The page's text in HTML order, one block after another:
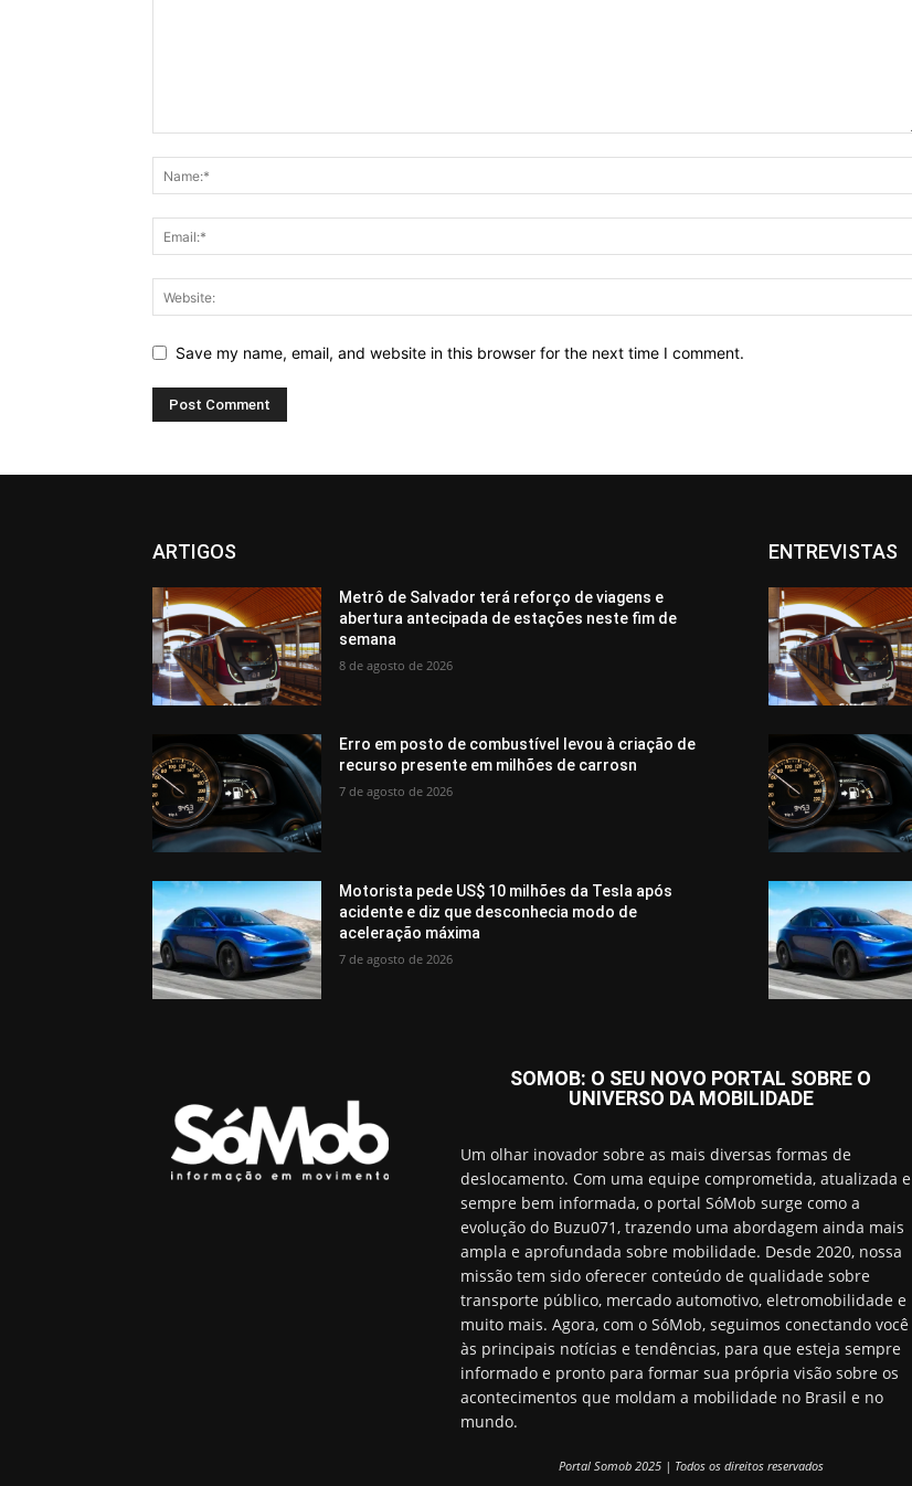
Save my name, email, and website in this browser for the next time I comment.
ARTIGOS
Metrô de Salvador terá reforço de viagens e
abertura antecipada de estações neste fim de
semana
8 de agosto de 2026
Erro em posto de combustível levou à criação de
recurso presente em milhões de carrosn
7 de agosto de 2026
Motorista pede US$ 10 milhões da Tesla após
acidente e diz que desconhecia modo de
aceleração máxima
7 de agosto de 2026
ENTREVISTAS
SOMOB: O SEU NOVO PORTAL SOBRE O
UNIVERSO DA MOBILIDADE
Um olhar inovador sobre as mais diversas formas de
deslocamento. Com uma equipe comprometida, atualizada e
sempre bem informada, o portal SóMob surge como a
evolução do Buzu071, trazendo uma abordagem ainda mais
ampla e aprofundada sobre mobilidade. Desde 2020, nossa
missão tem sido oferecer conteúdo de qualidade sobre
transporte público, mercado automotivo, eletromobilidade e
muito mais. Agora, com o SóMob, seguimos conectando você
às principais notícias e tendências, para que esteja sempre
informado e pronto para formar sua própria visão sobre os
acontecimentos que moldam a mobilidade no Brasil e no
mundo.
Portal Somob 2025 | Todos os direitos reservados